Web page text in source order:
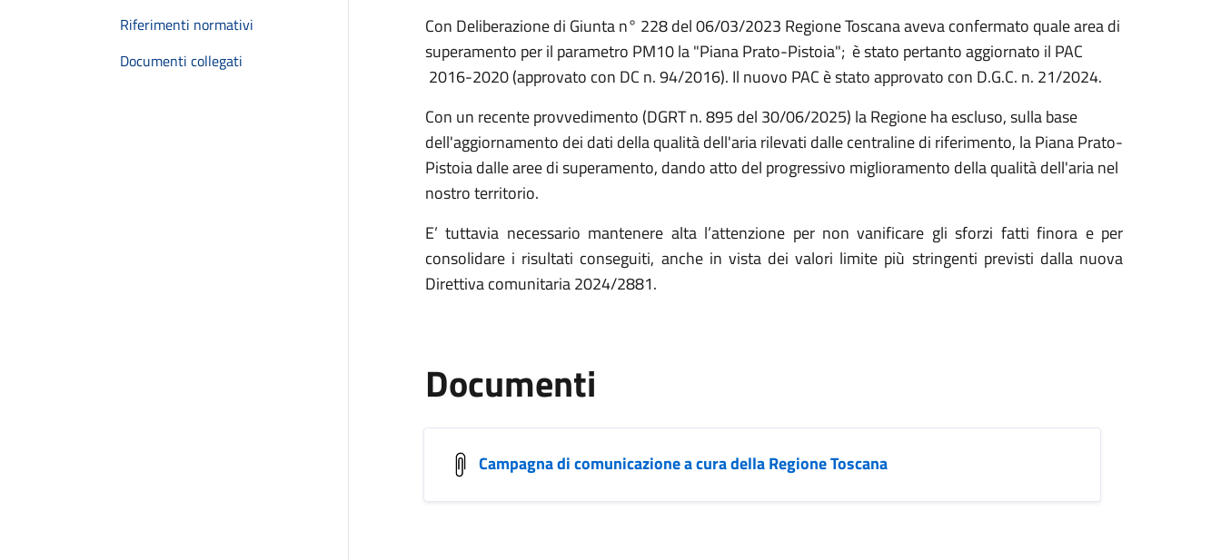
Riferimenti normativi
Documenti collegati
Con Deliberazione di Giunta n° 228 del 06/03/2023 Regione Toscana aveva confermato quale area di
superamento per il parametro PM10 la "Piana Prato-Pistoia"; è stato pertanto aggiornato il PAC
2016-2020 (approvato con DC n. 94/2016). Il nuovo PAC è stato approvato con D.G.C. n. 21/2024.
Con un recente provvedimento (DGRT n. 895 del 30/06/2025) la Regione ha escluso, sulla base
dell'aggiornamento dei dati della qualità dell'aria rilevati dalle centraline di riferimento, la Piana Prato-
Pistoia dalle aree di superamento, dando atto del progressivo miglioramento della qualità dell'aria nel
nostro territorio.
E’ tuttavia necessario mantenere alta l’attenzione per non vanificare gli sforzi fatti finora e per
consolidare i risultati conseguiti, anche in vista dei valori limite più stringenti previsti dalla nuova
Direttiva comunitaria 2024/2881.
Documenti
Campagna di comunicazione a cura della Regione Toscana